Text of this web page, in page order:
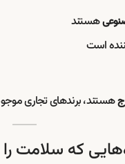
هستند
است
هستند، برندهای تجاری
که سلامت